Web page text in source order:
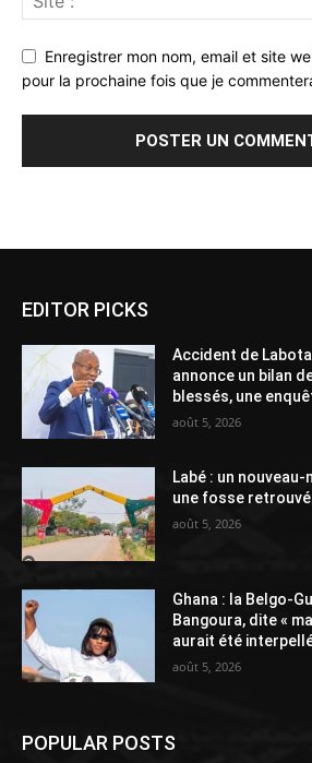
Enregistrer mon nom, email et site
pour la prochaine fois que je
EDITOR PICKS
Accident de
annonce un bilan
blessés, une
août 5, 2026
Labé : un
une fosse
août 5, 2026
Ghana : la Belgo-
Bangoura, dite «
aurait été
août 5, 2026
POPULAR POSTS